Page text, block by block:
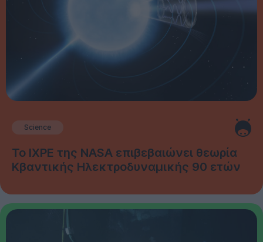
Science
Το IXPE της NASA επιβεβαιώνει θεωρία
Κβαντικής Ηλεκτροδυναμικής 90 ετών